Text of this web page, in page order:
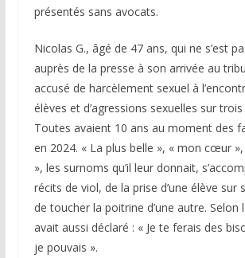
présentés sans avocats.
Nicolas G., âgé de 47 ans, qui ne s’est
auprès de la presse à son arrivée au
accusé de harcèlement sexuel à
élèves et d’agressions sexuelles sur trois
Toutes avaient 10 ans au moment des
en 2024. « La plus belle », « mon cœur
», les surnoms qu’il leur donnait,
récits de viol, de la prise d’une élève sur
de toucher la poitrine d’une autre. Selon
avait aussi déclaré : « Je te ferais des
je pouvais ».